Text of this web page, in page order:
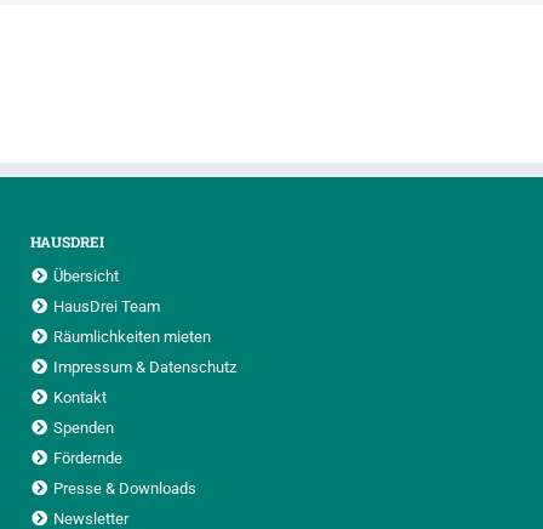
HAUSDREI
Übersicht
HausDrei Team
Räumlichkeiten mieten
Impressum & Datenschutz
Kontakt
Spenden
Fördernde
Presse & Downloads
Newsletter